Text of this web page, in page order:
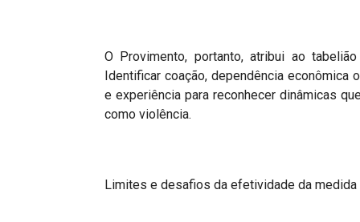
O Provimento, portanto, atribui ao
Identificar coação, dependência econômica
e experiência para reconhecer dinâmicas
como violência.
Limites e desafios da efetividade da medida